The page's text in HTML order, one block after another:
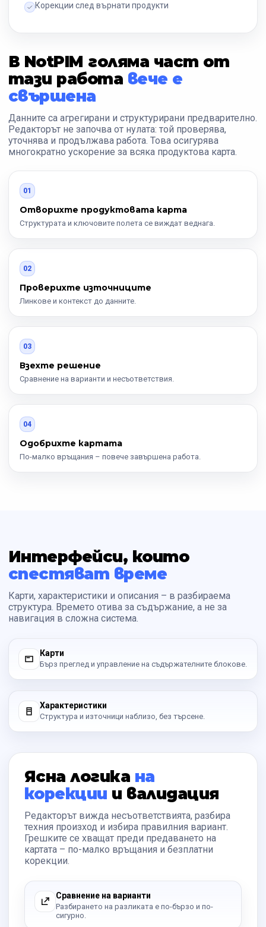
Корекции след върнати продукти
В NotPIM голяма част от
тази работа вече е
свършена
Данните са агрегирани и структурирани предварително.
Редакторът не започва от нулата: той проверява,
уточнява и продължава работа. Това осигурява
многократно ускорение за всяка продуктова карта.
01
Отворихте продуктовата карта
Структурата и ключовите полета се виждат веднага.
02
Проверихте източниците
Линкове и контекст до данните.
03
Взехте решение
Сравнение на варианти и несъответствия.
04
Одобрихте картата
По-малко връщания – повече завършена работа.
Интерфейси, които
спестяват време
Карти, характеристики и описания – в разбираема
структура. Времето отива за съдържание, а не за
навигация в сложна система.
Карти
Бърз преглед и управление на съдържателните блокове.
Характеристики
Структура и източници наблизо, без търсене.
Ясна логика на
корекции и валидация
Редакторът вижда несъответствията, разбира
техния произход и избира правилния вариант.
Грешките се хващат преди предаването на
картата – по-малко връщания и безплатни
корекции.
Сравнение на варианти
Разбирането на разликата е по-бързо и по-
сигурно.